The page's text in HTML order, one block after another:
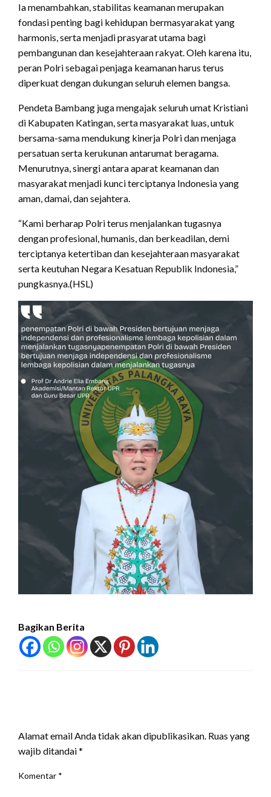
Ia menambahkan, stabilitas keamanan merupakan
fondasi penting bagi kehidupan bermasyarakat yang
harmonis, serta menjadi prasyarat utama bagi
pembangunan dan kesejahteraan rakyat. Oleh karena itu,
peran Polri sebagai penjaga keamanan harus terus
diperkuat dengan dukungan seluruh elemen bangsa.
Pendeta Bambang juga mengajak seluruh umat Kristiani
di Kabupaten Katingan, serta masyarakat luas, untuk
bersama-sama mendukung kinerja Polri dan menjaga
persatuan serta kerukunan antarumat beragama.
Menurutnya, sinergi antara aparat keamanan dan
masyarakat menjadi kunci terciptanya Indonesia yang
aman, damai, dan sejahtera.
“Kami berharap Polri terus menjalankan tugasnya
dengan profesional, humanis, dan berkeadilan, demi
terciptanya ketertiban dan kesejahteraan masyarakat
serta keutuhan Negara Kesatuan Republik Indonesia,”
pungkasnya.(HSL)
Bagikan Berita
Alamat email Anda tidak akan dipublikasikan. Ruas yang
wajib ditandai*
Komentar *